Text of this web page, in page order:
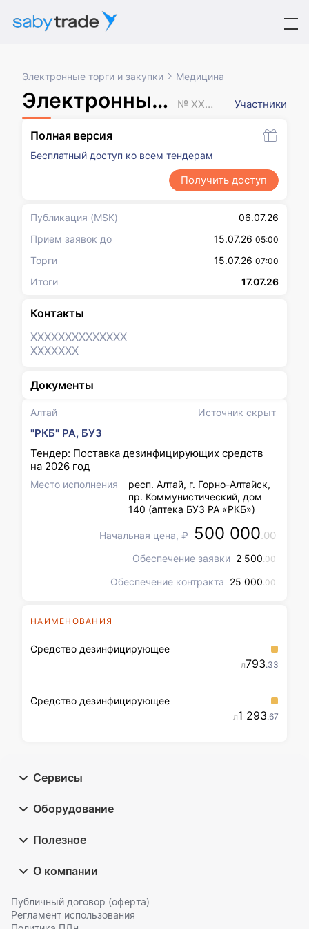
Электронные торги и закупки Медицина
Электронный аукцион № XXXXXXX Участники
Алтай Источник скрыт
"РКБ" РА, БУЗ
Тендер: Поставка дезинфицирующих средств
на 2026 год
Место исполнения
респ. Алтай, г. Горно-Алтайск,
пр. Коммунистический, дом
140 (аптека БУЗ РА «РКБ»)
Начальная цена, ₽ 500 000.00
Обеспечение заявки 2 500.00
Обеспечение контракта 25 000.00
НАИМЕНОВАНИЯ
Средство дезинфицирующее
л793.33
Средство дезинфицирующее
л1 293.67
Полная версия
Бесплатный доступ ко всем тендерам
Получить доступ
Публикация (MSK)
06.07.26
Прием заявок до
15.07.26 05:00
Торги 15.07.26 07:00
Итоги 17.07.26
Контакты
XXXXXXXXXXXXXX
XXXXXXX
Документы
Сервисы
Оборудование
Полезное
О компании
Публичный договор (оферта)
Регламент использования